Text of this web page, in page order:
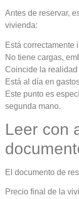
Antes de reservar,
vivienda:
Está correctamente
No tiene cargas,
Coincide la
Está al día en
Este punto es
segunda mano.
Leer con
El documento de
Precio final de la